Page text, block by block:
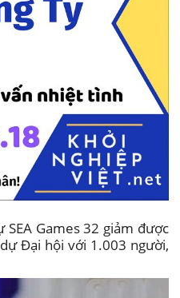
Games 32 giảm được
Đại hội với 1.003 người,